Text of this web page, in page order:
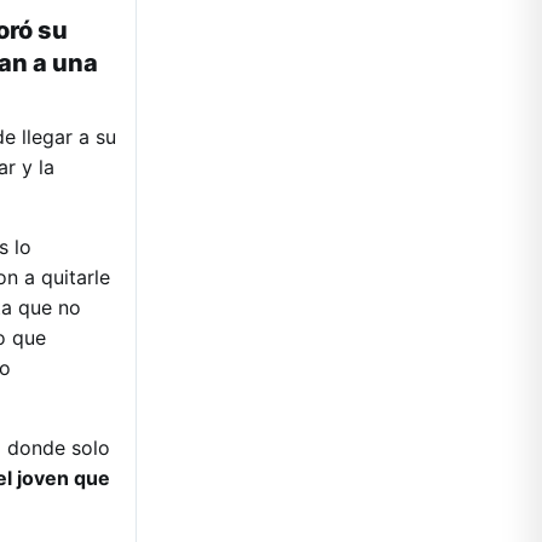
su
a una
llegar a su
y la
lo
a quitarle
que no
que
donde solo
joven que